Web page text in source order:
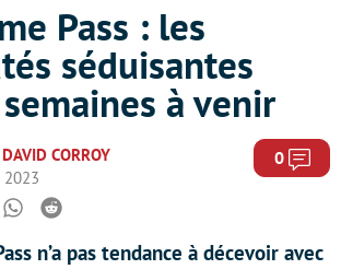
Pass : les
séduisantes
à venir
CORROY
0
Whatsapp
Reddit
n’a pas tendance à décevoir avec